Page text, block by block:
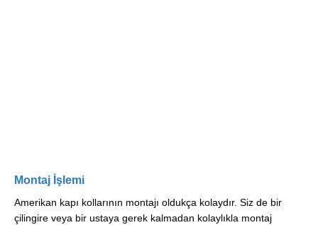
Montaj İşlemi
Amerikan kapı kollarının montajı oldukça kolaydır. Siz de bir
çilingire veya bir ustaya gerek kalmadan kolaylıkla montaj